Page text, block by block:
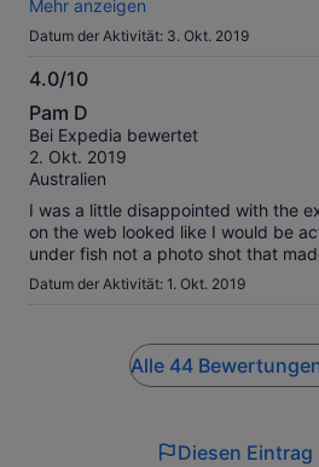
visited.
Mehr anzeigen
Datum der Aktivität: 3. Okt. 2019
4.0/10
4.0
von
10
Pam D
Bei Expedia bewertet
2. Okt. 2019
Australien
I was a little disappointed with the
on the web looked like I would be
under fish not a photo shot that
Datum der Aktivität: 1. Okt. 2019
Alle 44
Diesen Eintrag